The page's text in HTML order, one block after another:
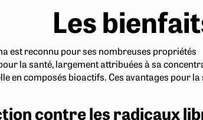
Les
est reconnu pour ses nombreuses propriétés
la santé, largement attribuées à sa
en composés bioactifs. Ces avantages pour la
contre les radicaux